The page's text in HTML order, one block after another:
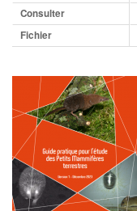
Consulter
Fichier